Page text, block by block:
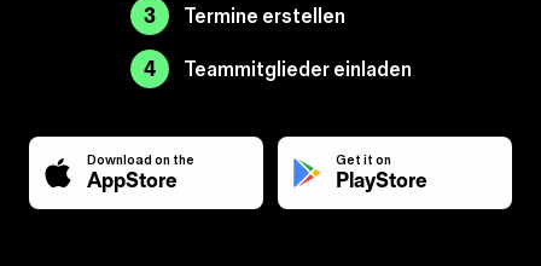
3 Termine erstellen
4 Teammitglieder einladen
Download on the
AppStore
Get it on
PlayStore